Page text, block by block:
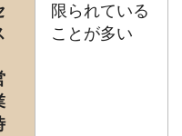
限られている
ことが多い